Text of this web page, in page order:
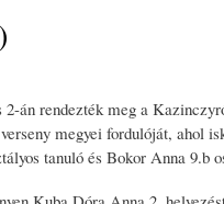
2-án rendezték meg a
megyei fordulóját, ahol
tanuló és Bokor Anna 9.b